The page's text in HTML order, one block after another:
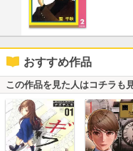
おすすめ作品
この作品を見た人はコチラも